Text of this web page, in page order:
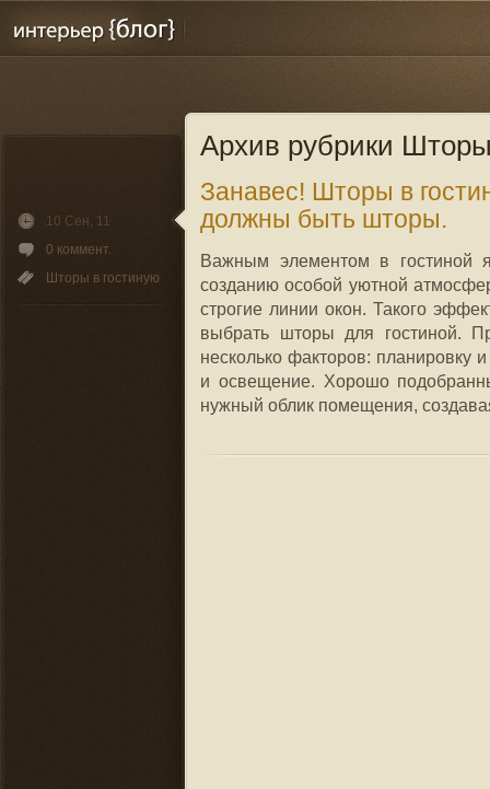
Архив рубрики
Занавес! Шторы в
должны быть шторы.
10 Сен, 11
0 коммент.
Шторы в гостиную
Важным элементом в гостиной
созданию особой уютной
строгие линии окон. Такого
выбрать шторы для гостиной.
несколько факторов:
и освещение. Хорошо
нужный облик помещения,